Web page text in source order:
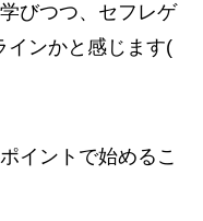
びつつ、セフレゲ
インかと感じます(
イントで始めるこ